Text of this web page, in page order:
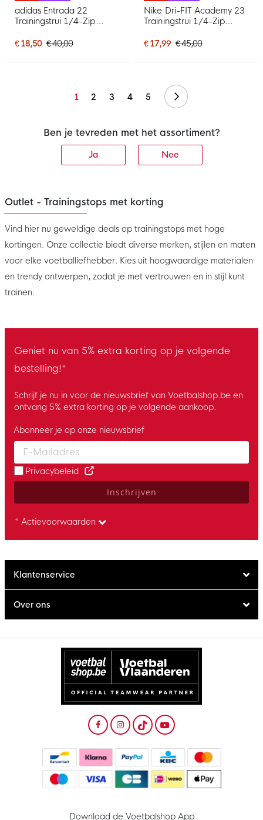
adidas Entrada 22
Trainingstrui 1/4-Zip
€ 18,50 € 40,00
Nike Dri-FIT Academy 23
Trainingstrui 1/4-Zip
€ 17,99 € 45,00
1 2 3 4 5 Volgende
Ben je tevreden met het assortiment?
Ja Nee
Outlet - Trainingstops met korting
Vind hier nu geweldige deals op trainingstops met hoge
kortingen. Onze collectie biedt diverse merken, stijlen en maten
voor elke voetballiefhebber. Kies uit hoogwaardige materialen
en trendy ontwerpen, zodat je met vertrouwen en in stijl kunt
trainen.
Geniet nu van 5% extra korting op je volgende
bestelling!*
Schrijf je nu in voor de nieuwsbrief van Voetbalshop.be en
ontvang 5% extra korting op je volgende aankoop.
Enter your email and accept the privacy policy to subscribe to
Abonneer je op onze nieuwsbrief
Privacybeleid
Inschrijven
* Actievoorwaarden
Klantenservice
Over ons
Download de Voetbalshop App